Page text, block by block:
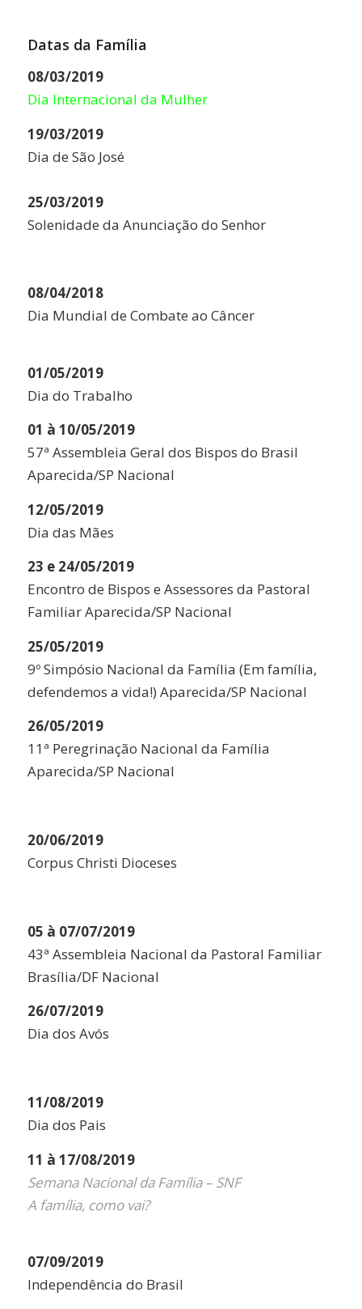
Datas da Família
08/03/2019
Dia Internacional da Mulher
19/03/2019
Dia de São José
25/03/2019
Solenidade da Anunciação do Senhor
08/04/2018
Dia Mundial de Combate ao Câncer
01/05/2019
Dia do Trabalho
01 à 10/05/2019
57ª Assembleia Geral dos Bispos do Brasil
Aparecida/SP Nacional
12/05/2019
Dia das Mães
23 e 24/05/2019
Encontro de Bispos e Assessores da Pastoral
Familiar Aparecida/SP Nacional
25/05/2019
9º Simpósio Nacional da Família (Em família,
defendemos a vida!) Aparecida/SP Nacional
26/05/2019
11ª Peregrinação Nacional da Família
Aparecida/SP Nacional
20/06/2019
Corpus Christi Dioceses
05 à 07/07/2019
43ª Assembleia Nacional da Pastoral Familiar
Brasília/DF Nacional
26/07/2019
Dia dos Avós
11/08/2019
Dia dos Pais
11 à 17/08/2019
Semana Nacional da Família – SNF
A família, como vai?
07/09/2019
Independência do Brasil